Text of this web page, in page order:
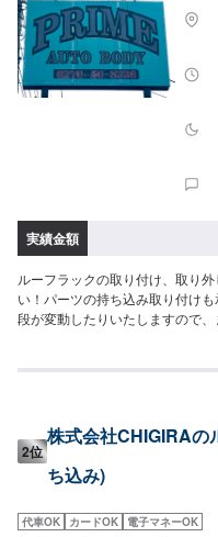
実績金額
ルーフラックの取り付け、取り
い！パーツの持ち込み取り付け
段が変動したりいたしますので
2位
株式会社CHIGIRAの
ち込み)
代車OK カードOK 電子マネーOK